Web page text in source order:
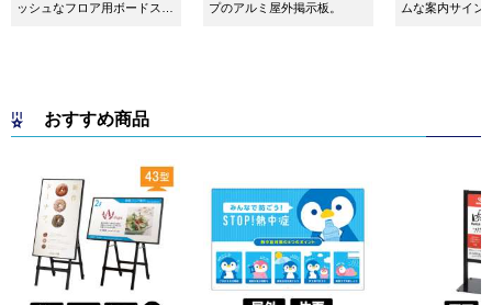
ッシュなフロア用ボードスタ
プのアルミ屋外掲示板。
ムな案内サイン
おすすめ商品